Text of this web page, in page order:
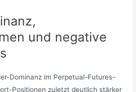
und negative
Dominanz im Perpetual-Futures-
Positionen zuletzt deutlich stärker